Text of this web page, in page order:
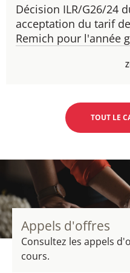
Décision ILR/G26/24
acceptation du tarif
Remich pour l'année
TOUT LE
Appels d'offres
Consultez les appels
cours.